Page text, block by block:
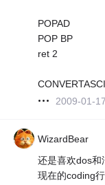
POPAD
POP BP
ret 2
2009-01-17
WizardBear
还是喜欢dos和
现在的coding